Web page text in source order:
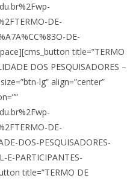
DE-
DE-
title=”TERMO
DOS PESQUISADORES –
lg” align=”center”
DE-
DOS-PESQUISADORES-
E-PARTICIPANTES-
title=”TERMO DE